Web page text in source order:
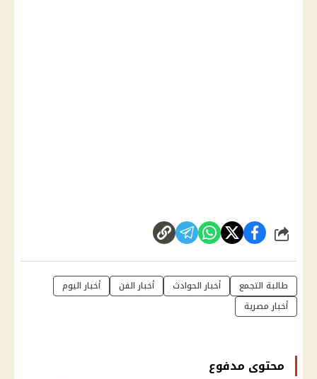
شارك
طالبة التجمع أخبار الحوادث أخبار الفن
أخبار اليوم
أخبار مصرية
محتوى مدفوع